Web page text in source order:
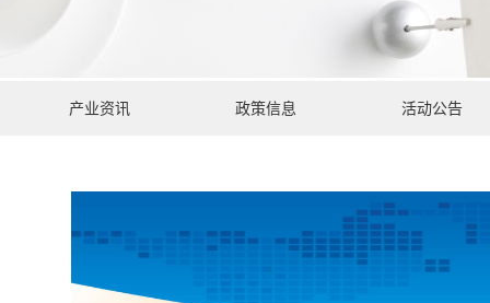
产业资讯 政策信息 活动公告